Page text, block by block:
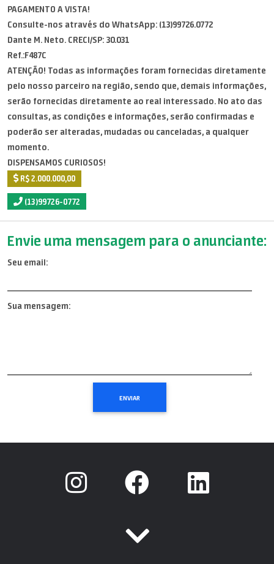
PAGAMENTO A VISTA!
Consulte-nos através do WhatsApp: (13)99726.0772
Dante M. Neto. CRECI/SP: 30.031
Ref.:F487C
ATENÇÃO! Todas as informações foram fornecidas diretamente
pelo nosso parceiro na região, sendo que, demais informações,
serão fornecidas diretamente ao real interessado. No ato das
consultas, as condições e informações, serão confirmadas e
poderão ser alteradas, mudadas ou canceladas, a qualquer
momento.
DISPENSAMOS CURIOSOS!
R$ 2.000.000,00
(13)99726-0772
Envie uma mensagem para o anunciante:
Seu email:
Sua mensagem: